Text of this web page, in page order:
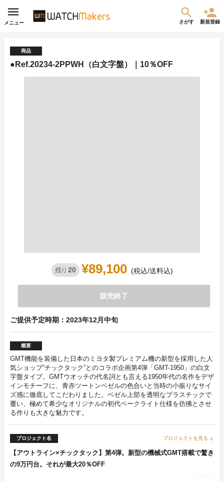
メニュー さがす 新規登録
商品
●Ref.20234-2PPWH（白文字盤）｜10％OFF
残り 20 ¥89,100 (税込/送料込)
販売終了
ご提供予定時期：2023年12月中旬
概要
GMT機能を装備した日本のミヨタ製プレミアム機の新型を採用した人
気ショップ“チックタック”とのコラボ企画第4弾「GMT-1950」の白文
字盤タイプ。GMTウオッチの代名詞とも言える1950年代の名作をデザ
インモチーフに、青赤ツートンベゼルの色合いと当時の小振りなサイ
ズ感に徹底してこだわりました。ベゼル上部を透明なプラスチックで
覆い、極めて希少なオリジナルの初代ベークライト仕様を彷彿とさせ
る作りも大きな魅力です。
プロジェクト名 プロジェクトを見る arrow_forward
【アウトライン×チックタック】第4弾。新型の機械式GMT搭載で驚き
の9万円台。それが最大20％OFF